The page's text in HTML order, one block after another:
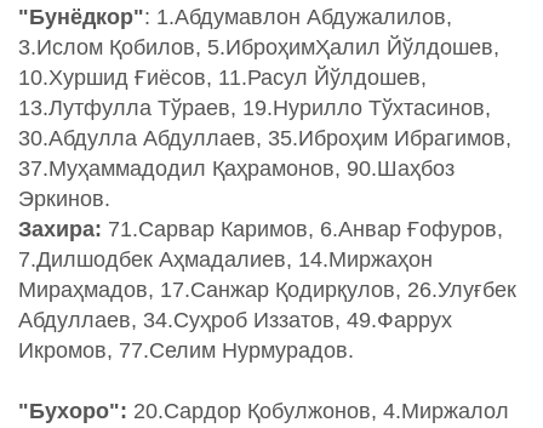
"Бунёдкор": 1.Абдумавлон Абдужалилов,
3.Ислом Қобилов, 5.ИброҳимҲалил Йўлдошев,
10.Хуршид Ғиёсов, 11.Расул Йўлдошев,
13.Лутфулла Тўраев, 19.Нурилло Тўхтасинов,
30.Абдулла Абдуллаев, 35.Иброҳим Ибрагимов,
37.Муҳаммадодил Қаҳрамонов, 90.Шаҳбоз
Эркинов.
Захира: 71.Сарвар Каримов, 6.Анвар Ғофуров,
7.Дилшодбек Аҳмадалиев, 14.Миржаҳон
Мираҳмадов, 17.Санжар Қодирқулов, 26.Улуғбек
Абдуллаев, 34.Суҳроб Иззатов, 49.Фаррух
Икромов, 77.Селим Нурмурадов.
"Бухоро": 20.Сардор Қобулжонов, 4.Миржалол